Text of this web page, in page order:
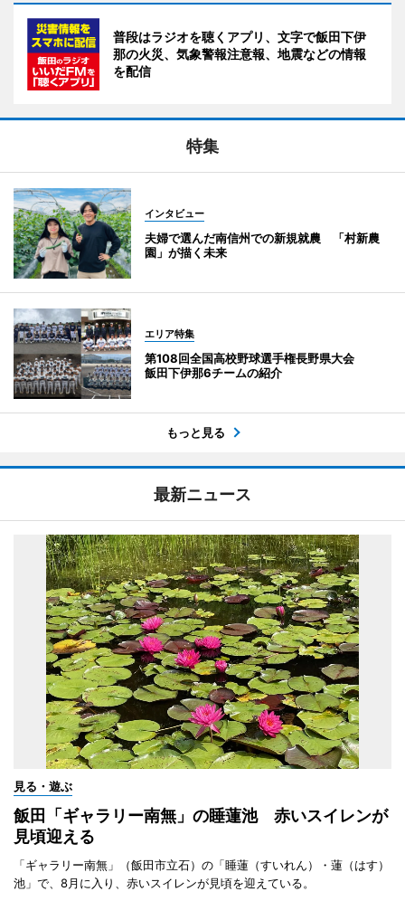
普段はラジオを聴くアプリ、文字で飯田下伊
那の火災、気象警報注意報、地震などの情報
を配信
特集
インタビュー
夫婦で選んだ南信州での新規就農 「村新農
園」が描く未来
エリア特集
第108回全国高校野球選手権長野県大会
飯田下伊那6チームの紹介
もっと見る
最新ニュース
見る・遊ぶ
飯田「ギャラリー南無」の睡蓮池 赤いスイレンが
見頃迎える
「ギャラリー南無」（飯田市立石）の「睡蓮（すいれん）・蓮（はす）
池」で、8月に入り、赤いスイレンが見頃を迎えている。